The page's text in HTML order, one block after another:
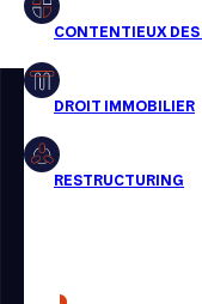
Droit immobilier
Restructuring
Presse
Aucun résultats pour